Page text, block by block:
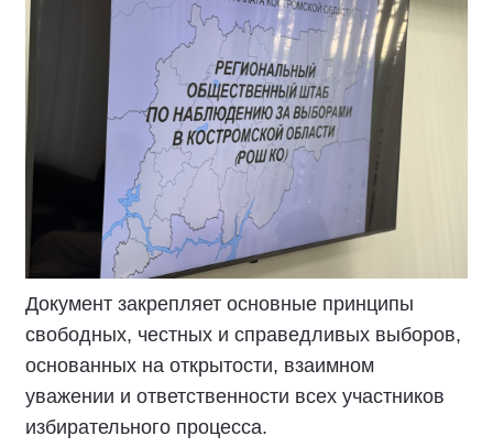
Документ закрепляет основные принципы
свободных, честных и справедливых выборов,
основанных на открытости, взаимном
уважении и ответственности всех участников
избирательного процесса.